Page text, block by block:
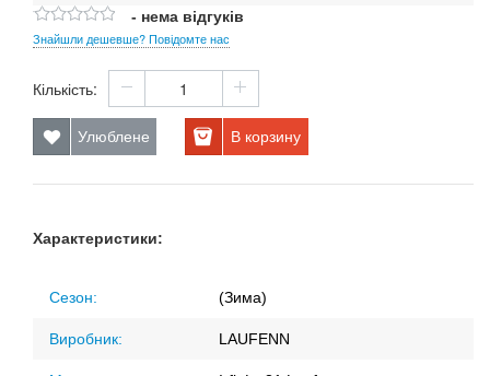
- нема відгуків
Знайшли дешевше? Повідомте нас
Кількість:
Улюблене В корзину
Характеристики:
Сезон: (Зима)
Виробник: LAUFENN